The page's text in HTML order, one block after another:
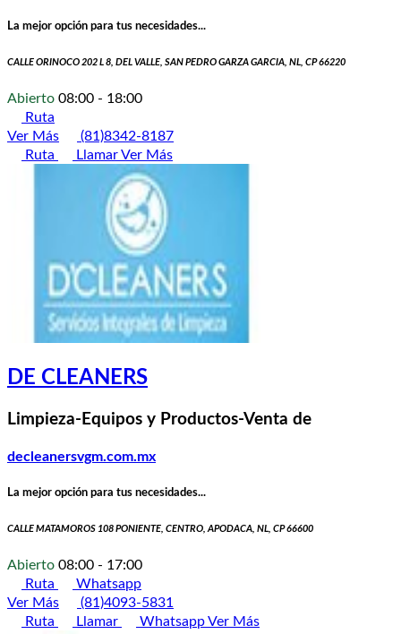
La mejor opción para tus necesidades...
CALLE ORINOCO 202 L 8, DEL VALLE, SAN PEDRO GARZA GARCIA, NL, CP 66220
Abierto 08:00 - 18:00
Ruta
Ver Más
(81)8342-8187
Ruta
LlamarVer Más
DE CLEANERS
Limpieza-Equipos y Productos-Venta de
decleanersvgm.com.mx
La mejor opción para tus necesidades...
CALLE MATAMOROS 108 PONIENTE, CENTRO, APODACA, NL, CP 66600
Abierto 08:00 - 17:00
Ruta
Whatsapp
Ver Más
(81)4093-5831
Ruta
Llamar WhatsappVer Más